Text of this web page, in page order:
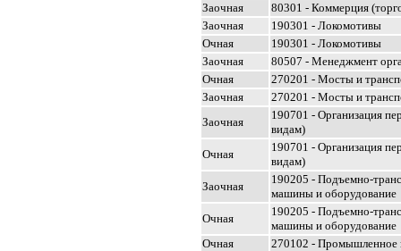
Заочная
80301 - Коммерция
Заочная
190301 - Локомотивы
Очная
190301 - Локомотивы
Заочная
80507 - Менеджмент
Очная
270201 - Мосты и
Заочная
270201 - Мосты и
Заочная
190701 - Организация
видам)
Очная
190701 - Организация
видам)
Заочная
190205 - Подъемно-
машины и оборудование
Очная
190205 - Подъемно-
машины и оборудование
Очная
270102 - Промышленное